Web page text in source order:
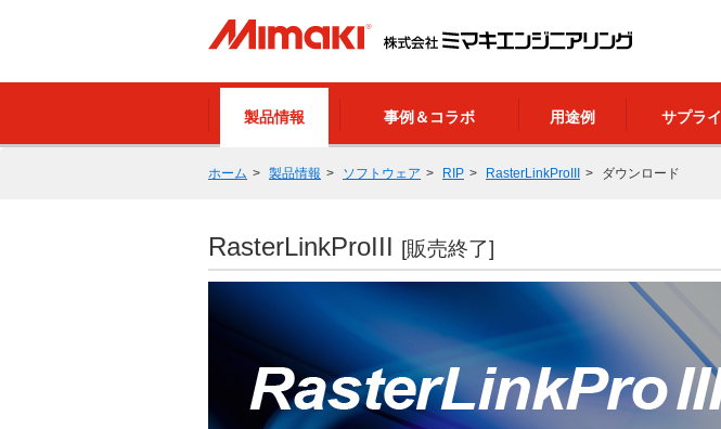
製品情報 事例＆コラボ 用途例 サプライ
ホーム 製品情報 ソフトウェア RIP RasterLinkProIII ダウンロード
RasterLinkProIII [販売終了]